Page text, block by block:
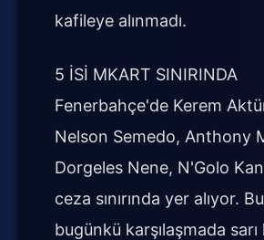
kafileye alınmadı.
5 İSİ MKART SINIRINDA
Fenerbahçe'de Kerem
Nelson Semedo, Anthony
Dorgeles Nene, N'Golo
ceza sınırında yer alıyor.
bugünkü karşılaşmada